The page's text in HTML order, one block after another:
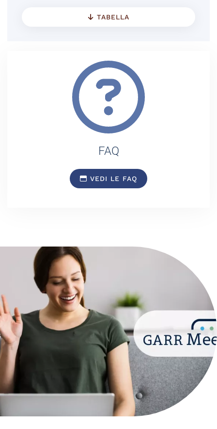
TABELLA
FAQ
VEDI LE FAQ